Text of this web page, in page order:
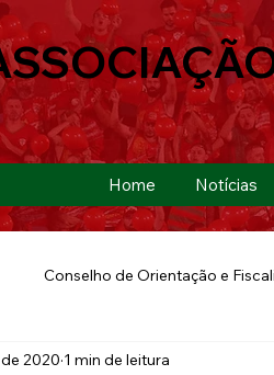
Home Notícias
Conselho de Orientação e
Copa São Paulo
2020 1 min de leitura